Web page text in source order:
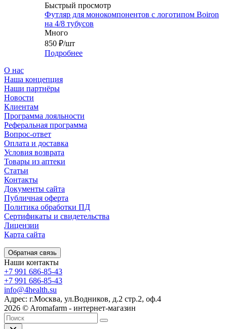
Быстрый просмотр
Футляр для монокомпонентов с логотипом Boiron
на 4/8 тубусов
Много
850 ₽/шт
Подробнее
О нас
Наша концепция
Наши партнёры
Новости
Клиентам
Программа лояльности
Реферальная программа
Вопрос-ответ
Оплата и доставка
Условия возврата
Товары из аптеки
Статьи
Контакты
Документы сайта
Публичная оферта
Политика обработки ПД
Сертификаты и свидетельства
Лицензии
Карта сайта
Обратная связь
Наши контакты
+7 991 686-85-43
+7 991 686-85-43
info@4health.su
Адрес: г.Москва, ул.Водников, д.2 стр.2, оф.4
2026 © Aromafarm - интернет-магазин